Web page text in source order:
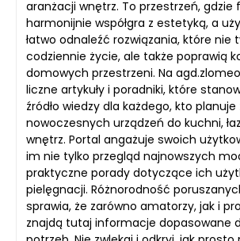
aranżacji wnętrz. To przestrzeń, gdzie
harmonijnie współgra z estetyką, a
łatwo odnaleźć rozwiązania, które nie
codziennie życie, ale także poprawią
domowych przestrzeni. Na
liczne artykuły i poradniki, które
źródło wiedzy dla każdego, kto planuje
nowoczesnych urządzeń do kuchni,
wnętrz. Portal angażuje swoich
im nie tylko przegląd najnowszych
praktyczne porady dotyczące ich
pielęgnacji. Różnorodność
sprawia, że zarówno amatorzy, jak i
znajdą tutaj informacje dopasowane